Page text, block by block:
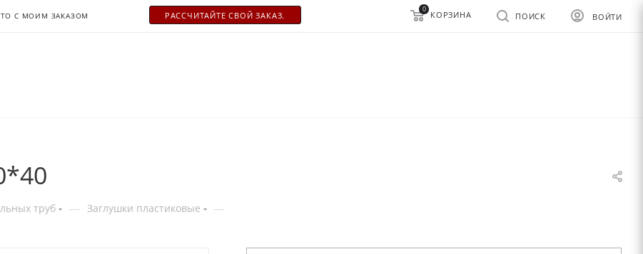
С МОИМ ЗАКАЗОМ РАСCЧИТАЙТЕ СВОЙ ЗАКАЗ. ВОЙТИ
ПОИСК
0
КОРЗИНА
труб — Заглушки пластиковые —